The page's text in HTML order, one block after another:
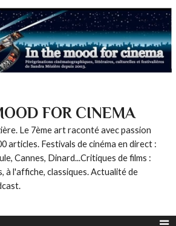
FOR CINEMA
Le 7ème art raconté avec passion
articles. Festivals de cinéma en direct :
Cannes, Dinard...Critiques de films :
à l'affiche, classiques. Actualité de